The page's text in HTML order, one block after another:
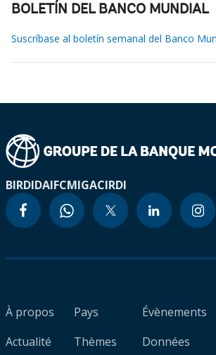
BOLETÍN DEL BANCO MUNDIAL
Suscríbase al boletín semanal del Banco
BIRDIDAIFCMIGACIRDI
À propos
Actualité
Pays
Thèmes
Évènements
Données